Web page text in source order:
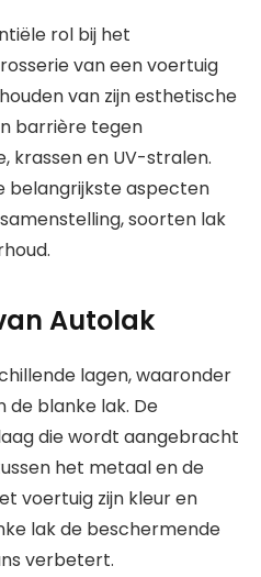
rol bij het
van een voertuig
van zijn esthetische
barrière tegen
krassen en UV-stralen.
belangrijkste aspecten
soorten lak
Autolak
lagen, waaronder
de blanke lak. De
die wordt aangebracht
het metaal en de
voertuig zijn kleur en
lak de beschermende
verbetert.